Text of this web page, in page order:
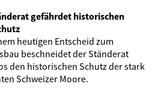
gefährdet historischen
heutigen Entscheid zum
beschneidet der Ständerat
den historischen Schutz der stark
Schweizer Moore.